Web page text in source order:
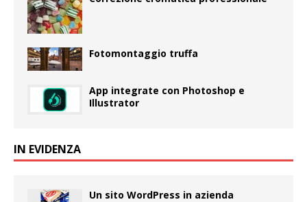
Fotomontaggio truffa
App integrate con Photoshop e
Illustrator
IN EVIDENZA
Un sito WordPress in azienda